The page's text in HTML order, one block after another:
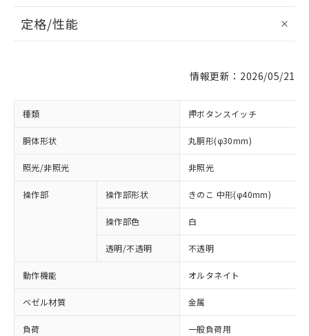
定格/性能
情報更新：2026/05/21
種類 押ボタンスイッチ
胴体形状 丸胴形(φ30mm)
照光/非照光 非照光
操作部 操作部形状 きのこ 中形(φ40mm)
操作部色 白
透明/不透明 不透明
動作機能 オルタネイト
ベゼル材質 金属
負荷 一般負荷用